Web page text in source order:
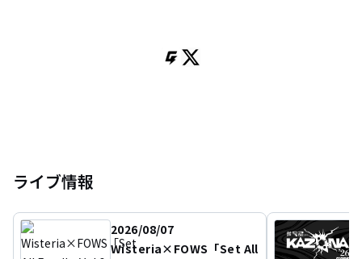
Gt.しんじ
ライブ情報
2026/08/07
Wisteria×FOWS「Set All